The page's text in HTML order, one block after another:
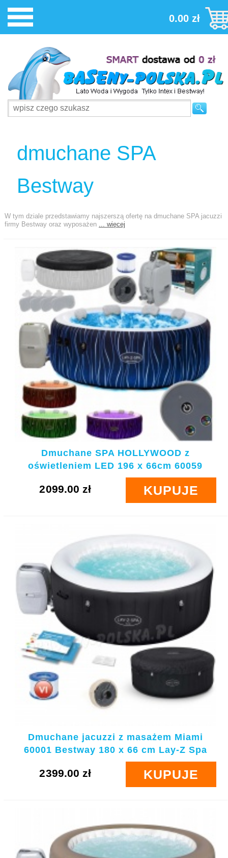
0.00 zł
dmuchane SPA
Bestway
W tym dziale przedstawiamy najszerszą ofertę na dmuchane SPA jacuzzi
firmy Bestway oraz wyposażen ... więcej
Dmuchane SPA HOLLYWOOD z
oświetleniem LED 196 x 66cm 60059
KUPUJE
2099.00 zł
Dmuchane jacuzzi z masażem Miami
60001 Bestway 180 x 66 cm Lay-Z Spa
KUPUJE
2399.00 zł